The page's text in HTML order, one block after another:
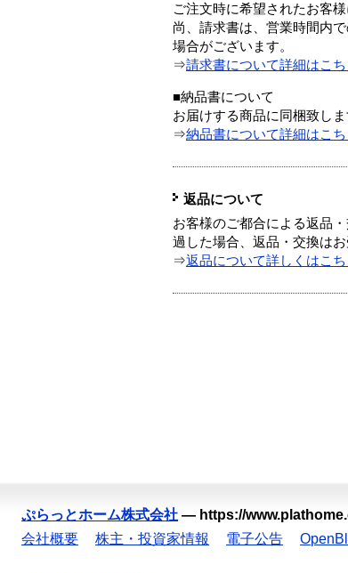
ご注文時に希望されたお客
尚、請求書は、営業時間内
場合がございます。
⇒請求書について詳細はこち
■納品書について
お届けする商品に同梱致しま
⇒納品書について詳細はこち
返品について
お客様のご都合による返品
過した場合、返品・交換はお
⇒返品について詳しくはこち
ぷらっとホーム株式会社 — https://
会社概要
株主・投資家情報 電子公告